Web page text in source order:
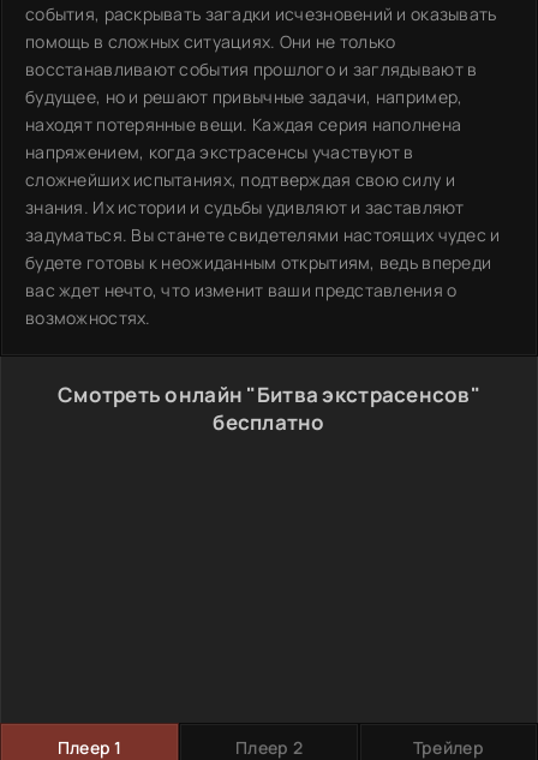
события, раскрывать загадки исчезновений и оказывать
помощь в сложных ситуациях. Они не только
восстанавливают события прошлого и заглядывают в
будущее, но и решают привычные задачи, например,
находят потерянные вещи. Каждая серия наполнена
напряжением, когда экстрасенсы участвуют в
сложнейших испытаниях, подтверждая свою силу и
знания. Их истории и судьбы удивляют и заставляют
задуматься. Вы станете свидетелями настоящих чудес и
будете готовы к неожиданным открытиям, ведь впереди
вас ждет нечто, что изменит ваши представления о
возможностях.
Смотреть онлайн "Битва экстрасенсов"
бесплатно
Плеер 1 Плеер 2 Трейлер